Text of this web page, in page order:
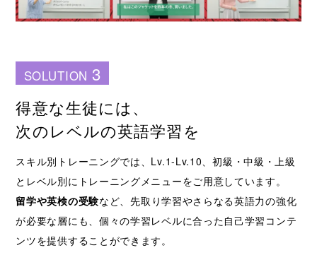
SOLUTION 3
得意な生徒には、
次のレベルの英語学習を
スキル別トレーニングでは、Lv.1-Lv.10、初級・中級・上級
とレベル別にトレーニングメニューをご用意しています。
留学や英検の受験など、先取り学習やさらなる英語力の強化
が必要な層にも、個々の学習レベルに合った自己学習コンテ
ンツを提供することができます。